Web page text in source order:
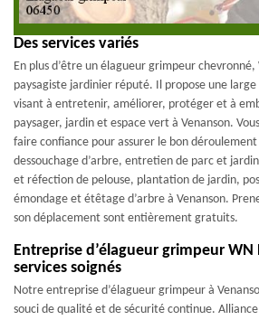
Des services variés
En plus d’être un élagueur grimpeur chevronné,
paysagiste jardinier réputé. Il propose une
visant à entretenir, améliorer, protéger et à
paysager, jardin et espace vert à Venanson.
faire confiance pour assurer le bon
dessouchage d’arbre, entretien de parc et
et réfection de pelouse, plantation de jardin,
émondage et étêtage d’arbre à Venanson.
son déplacement sont entièrement gratuits.
Entreprise d’élagueur grimpeur WN
services soignés
Notre entreprise d’élagueur grimpeur à
souci de qualité et de sécurité continue.